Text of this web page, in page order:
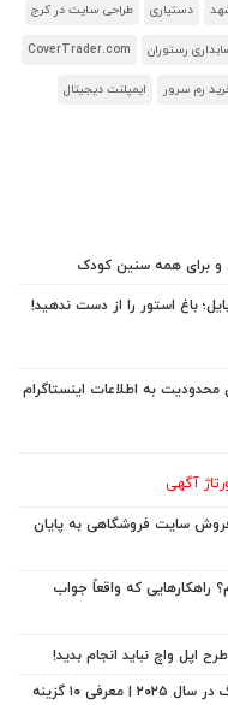
دستیاری طراحی سایت در کرج
رستوران CoverTrader.com
رم سرور ایمپلنت دیجیتال
و برای همه سنین کودک
باغ استور را از دست ندهید!
آگهی
فروش سایت فروشگاهی به پایان
راهکارهایی که واقعاً جواب
مناسب‌ترین کارت گرافیک برای بازی و گیمینگ در سال ۲۰۲۵ | معرفی ۱۰ گزینه